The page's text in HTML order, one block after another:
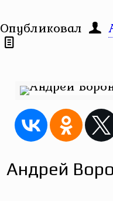
Опубликовал
Андрей